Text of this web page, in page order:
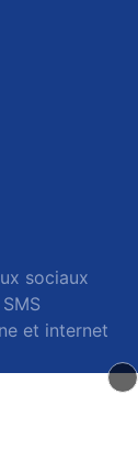
sociaux
et internet